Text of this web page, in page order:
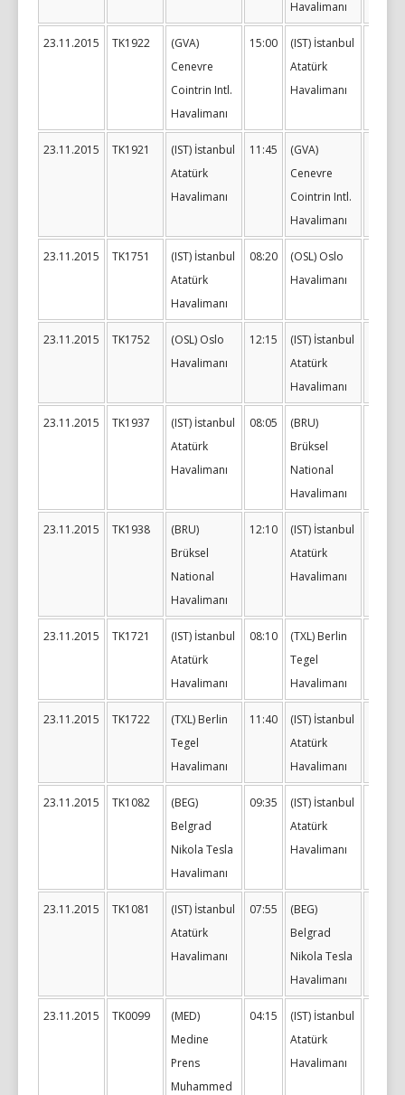
Havalimanı
23.11.2015 TK1922
(GVA)
Cenevre
Cointrin Intl.
Havalimanı
15:00
(IST) İstanbul
Atatürk
Havalimanı
23.11.2015 TK1921
(IST) İstanbul
Atatürk
Havalimanı
11:45
(GVA)
Cenevre
Cointrin Intl.
Havalimanı
23.11.2015 TK1751
(IST) İstanbul
Atatürk
Havalimanı
08:20
(OSL) Oslo
Havalimanı
23.11.2015 TK1752
(OSL) Oslo
Havalimanı
12:15
(IST) İstanbul
Atatürk
Havalimanı
23.11.2015 TK1937
(IST) İstanbul
Atatürk
Havalimanı
08:05
(BRU)
Brüksel
National
Havalimanı
23.11.2015 TK1938
(BRU)
Brüksel
National
Havalimanı
12:10
(IST) İstanbul
Atatürk
Havalimanı
23.11.2015 TK1721
(IST) İstanbul
Atatürk
Havalimanı
08:10
(TXL) Berlin
Tegel
Havalimanı
23.11.2015 TK1722
(TXL) Berlin
Tegel
Havalimanı
11:40
(IST) İstanbul
Atatürk
Havalimanı
23.11.2015 TK1082
(BEG)
Belgrad
Nikola Tesla
Havalimanı
09:35
(IST) İstanbul
Atatürk
Havalimanı
23.11.2015 TK1081
(IST) İstanbul
Atatürk
Havalimanı
07:55
(BEG)
Belgrad
Nikola Tesla
Havalimanı
23.11.2015 TK0099
(MED)
Medine
Prens
Muhammed
04:15
(IST) İstanbul
Atatürk
Havalimanı